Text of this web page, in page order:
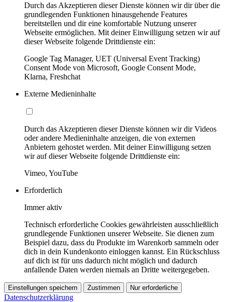
Durch das Akzeptieren dieser Dienste können wir dir über die
grundlegenden Funktionen hinausgehende Features
bereitstellen und dir eine komfortable Nutzung unserer
Webseite ermöglichen. Mit deiner Einwilligung setzen wir auf
dieser Webseite folgende Drittdienste ein:
Google Tag Manager, UET (Universal Event Tracking)
Consent Mode von Microsoft, Google Consent Mode,
Klarna, Freshchat
Externe Medieninhalte
Durch das Akzeptieren dieser Dienste können wir dir Videos
oder andere Medieninhalte anzeigen, die von externen
Anbietern gehostet werden. Mit deiner Einwilligung setzen
wir auf dieser Webseite folgende Drittdienste ein:
Vimeo, YouTube
Erforderlich
Immer aktiv
Technisch erforderliche Cookies gewährleisten ausschließlich
grundlegende Funktionen unserer Webseite. Sie dienen zum
Beispiel dazu, dass du Produkte im Warenkorb sammeln oder
dich in dein Kundenkonto einloggen kannst. Ein Rückschluss
auf dich ist für uns dadurch nicht möglich und dadurch
anfallende Daten werden niemals an Dritte weitergegeben.
Einstellungen speichern Zustimmen Nur erforderliche
Datenschutzerklärung